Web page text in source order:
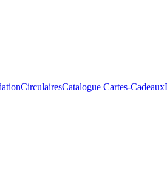
CirculairesCatalogue Cartes-Cadeaux